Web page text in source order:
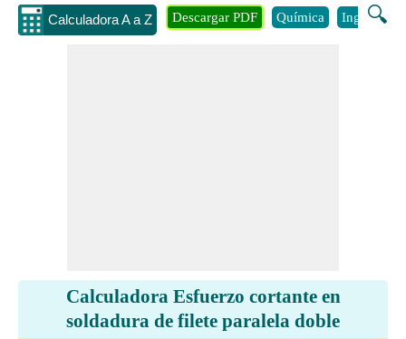
Calculadora A a Z 🔍
Descargar PDF Química Ingenieria
Calculadora Esfuerzo cortante en
soldadura de filete paralela doble